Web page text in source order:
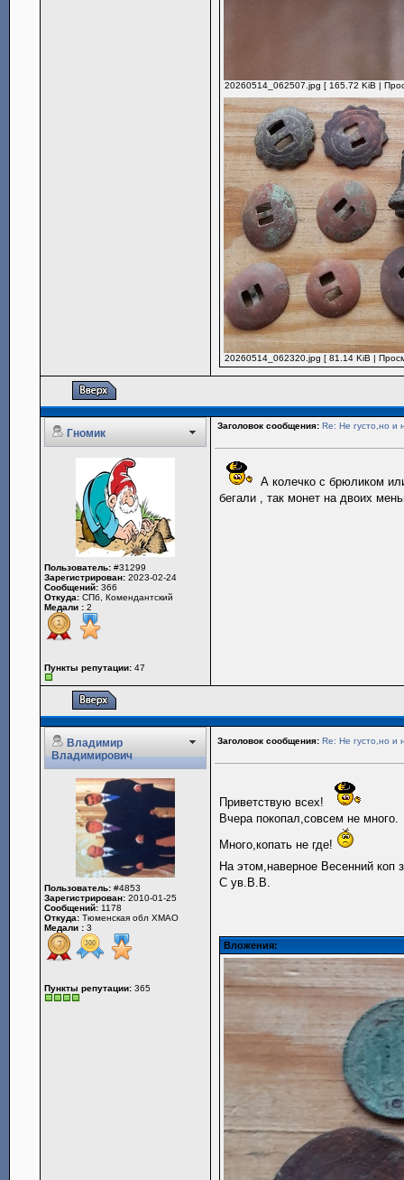
20260514_062507.jpg [ 165.72 KiB |
20260514_062320.jpg [ 81.14 KiB |
Гномик
Заголовок сообщения: Re: Не густо,но и
Пользователь: #31299
Зарегистрирован: 2023-02-24
Сообщений: 366
Откуда: СПб, Комендантский
Медали : 2
Пункты репутации: 47
А колечко с брюликом
бегали , так монет на двоих
Владимир
Владимирович
Заголовок сообщения: Re: Не густо,но и
Пользователь: #4853
Зарегистрирован: 2010-01-25
Сообщений: 1178
Откуда: Тюменская обл ХМАО
Медали : 3
Пункты репутации: 365
Приветствую всех!
Вчера покопал,совсем не много.
Много,копать не где!
На этом,наверное Весенний коп
С ув.В.В.
Вложения: